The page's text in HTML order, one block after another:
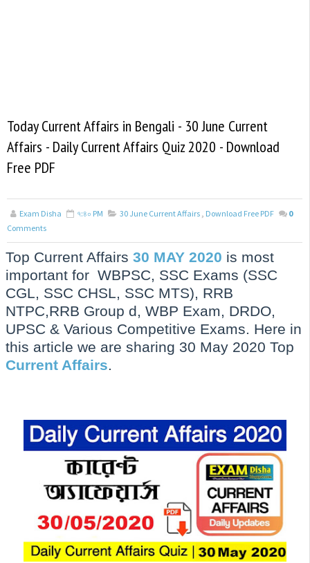
Today Current Affairs in Bengali - 30 June Current
Affairs - Daily Current Affairs Quiz 2020 - Download
Free PDF
Exam Disha ৭:৪০ PM 30 June Current Affairs , Download Free PDF
0
Comments
Top Current Affairs 30 MAY 2020 is most
important for WBPSC, SSC Exams (SSC
CGL, SSC CHSL, SSC MTS), RRB
NTPC,RRB Group d, WBP Exam, DRDO,
UPSC & Various Competitive Exams. Here in
this article we are sharing 30 May 2020 Top
Current Affairs.